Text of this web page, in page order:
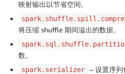
映射输出以节省空间。
将压缩 shuffle 期间溢出的数据。
数。
spark.serializer
– 设置序